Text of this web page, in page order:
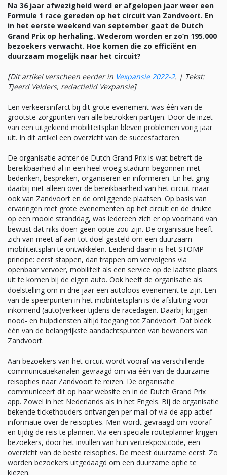
Na 36 jaar afwezigheid werd er afgelopen jaar weer een
Formule 1 race gereden op het circuit van Zandvoort. En
in het eerste weekend van september gaat de Dutch
Grand Prix op herhaling. Wederom worden er zo’n 195.000
bezoekers verwacht. Hoe komen die zo efficiënt en
duurzaam mogelijk naar het circuit?
[Dit artikel verscheen eerder in Vexpansie 2022-2. | Tekst:
Tjeerd Velders, redactielid Vexpansie]
Een verkeersinfarct bij dit grote evenement was één van de
grootste zorgpunten van alle betrokken partijen. Door de inzet
van een uitgekiend mobiliteitsplan bleven problemen vorig jaar
uit. In dit artikel een overzicht van de succesfactoren.
De organisatie achter de Dutch Grand Prix is wat betreft de
bereikbaarheid al in een heel vroeg stadium begonnen met
bedenken, bespreken, organiseren en informeren. En het ging
daarbij niet alleen over de bereikbaarheid van het circuit maar
ook van Zandvoort en de omliggende plaatsen. Op basis van
ervaringen met grote evenementen op het circuit en de drukte
op een mooie stranddag, was iedereen zich er op voorhand van
bewust dat niks doen geen optie zou zijn. De organisatie heeft
zich van meet af aan tot doel gesteld om een duurzaam
mobiliteitsplan te ontwikkelen. Leidend daarin is het STOMP
principe: eerst stappen, dan trappen om vervolgens via
openbaar vervoer, mobiliteit als een service op de laatste plaats
uit te komen bij de eigen auto. Ook heeft de organisatie als
doelstelling om in drie jaar een autoloos evenement te zijn. Een
van de speerpunten in het mobiliteitsplan is de afsluiting voor
inkomend (auto)verkeer tijdens de racedagen. Daarbij krijgen
nood- en hulpdiensten altijd toegang tot Zandvoort. Dat bleek
één van de belangrijkste aandachtspunten van bewoners van
Zandvoort.
Aan bezoekers van het circuit wordt vooraf via verschillende
communicatiekanalen gevraagd om via één van de duurzame
reisopties naar Zandvoort te reizen. De organisatie
communiceert dit op haar website en in de Dutch Grand Prix
app. Zowel in het Nederlands als in het Engels. Bij de organisatie
bekende tickethouders ontvangen per mail of via de app actief
informatie over de reisopties. Men wordt gevraagd om vooraf
en tijdig de reis te plannen. Via een speciale routeplanner krijgen
bezoekers, door het invullen van hun vertrekpostcode, een
overzicht van de beste reisopties. De meest duurzame eerst. Zo
worden bezoekers uitgedaagd om een duurzame optie te
kiezen.